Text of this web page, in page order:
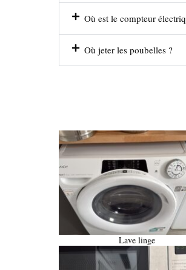
Où est le compteur
Où jeter les poubelles ?
Lave linge